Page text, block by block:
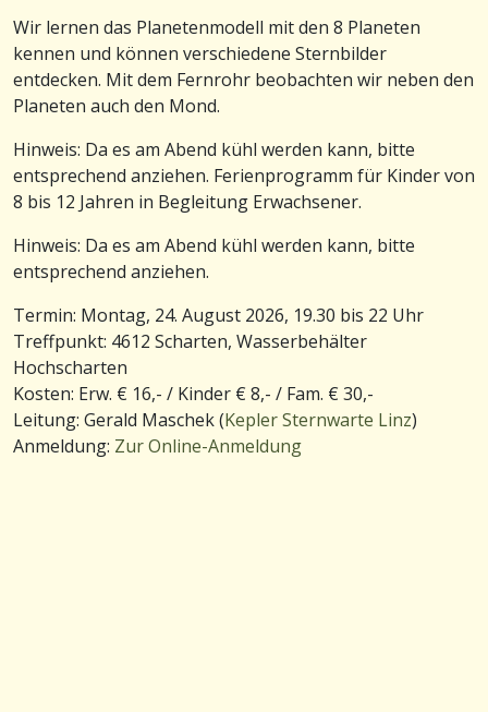
Wir lernen das Planetenmodell mit den 8 Planeten
kennen und können verschiedene Sternbilder
entdecken. Mit dem Fernrohr beobachten wir neben den
Planeten auch den Mond.
Hinweis: Da es am Abend kühl werden kann, bitte
entsprechend anziehen. Ferienprogramm für Kinder von
8 bis 12 Jahren in Begleitung Erwachsener.
Hinweis: Da es am Abend kühl werden kann, bitte
entsprechend anziehen.
Termin: Montag, 24. August 2026, 19.30 bis 22 Uhr
Treffpunkt: 4612 Scharten, Wasserbehälter
Hochscharten
Kosten: Erw. € 16,- / Kinder € 8,- / Fam. € 30,-
Leitung: Gerald Maschek (Kepler Sternwarte Linz)
Anmeldung: Zur Online-Anmeldung